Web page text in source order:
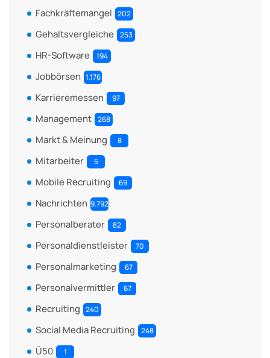
Fachkräftemangel 202
Gehaltsvergleiche 253
HR-Software 194
Jobbörsen 1.176
Karrieremessen 97
Management 268
Markt & Meinung 8
Mitarbeiter 5
Mobile Recruiting 69
Nachrichten 9.792
Personalberater 82
Personaldienstleister 70
Personalmarketing 67
Personalvermittler 67
Recruiting 240
Social Media Recruiting 248
Ü50 1